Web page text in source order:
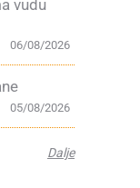
vudu
06/08/2026
05/08/2026
Dalje